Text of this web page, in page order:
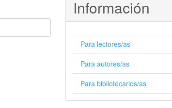
Información
Para lectores/as
Para autores/as
Para bibliotecarios/as